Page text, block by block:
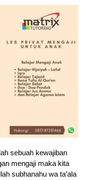
sebuah kewajiban
mengaji maka kita
subhanahu wa ta’ala